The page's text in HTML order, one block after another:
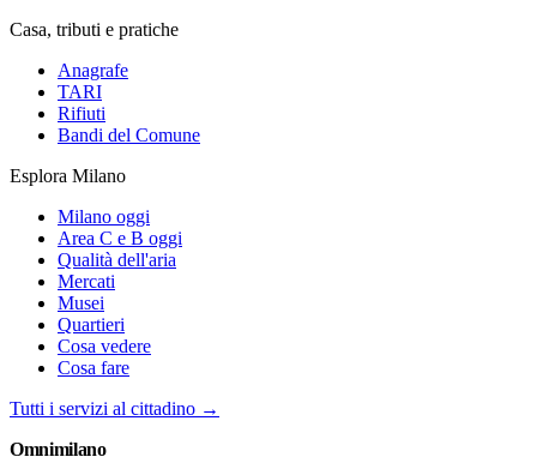
Casa, tributi e pratiche
Anagrafe
TARI
Rifiuti
Bandi del Comune
Esplora Milano
Milano oggi
Area C e B oggi
Qualità dell'aria
Mercati
Musei
Quartieri
Cosa vedere
Cosa fare
Tutti i servizi al cittadino →
Omnimilano